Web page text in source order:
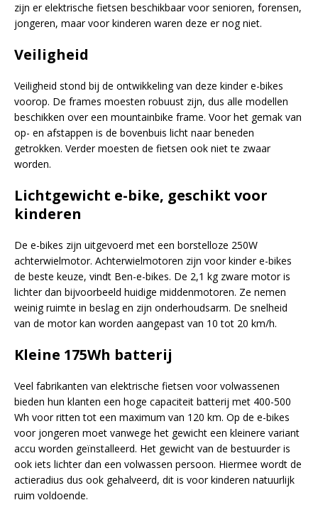
zijn erelektrische fietsen beschikbaar voor senioren, forensen,
jongeren, maar voor kinderen waren deze er nog niet.
Veiligheid
Veiligheid stond bij de ontwikkeling van deze kinder e-bikes
voorop. De frames moesten robuust zijn, dus alle modellen
beschikken over een mountainbike frame. Voor het gemak van
op- en afstappen is de bovenbuis licht naar beneden
getrokken. Verder moesten de fietsen ook niet te zwaar
worden.
Lichtgewicht e-bike, geschikt voor
kinderen
De e-bikes zijn uitgevoerd met een borstelloze 250W
achterwielmotor. Achterwielmotoren zijn voor kinder e-bikes
de beste keuze, vindt Ben-e-bikes. De 2,1 kg zware motor is
lichter dan bijvoorbeeld huidige middenmotoren. Ze nemen
weinig ruimte in beslag en zijn onderhoudsarm. De snelheid
van de motor kan worden aangepast van 10 tot 20 km/h.
Kleine 175Wh batterij
Veel fabrikanten van elektrische fietsen voor volwassenen
bieden hun klanten een hoge capaciteit batterij met 400-500
Wh voor ritten tot een maximum van 120 km. Op de e-bikes
voor jongeren moet vanwege het gewicht een kleinere variant
accu worden geïnstalleerd. Het gewicht van de bestuurder is
ook iets lichter dan een volwassen persoon. Hiermee wordt de
actieradius dus ook gehalveerd, dit is voor kinderen natuurlijk
ruim voldoende.